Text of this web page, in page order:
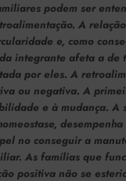
podem ser
A
e, como
integrante afeta a de
por eles. A
ou negativa. A
e à mudança. A
desempenha
no conseguir a
As famílias que
positiva não se